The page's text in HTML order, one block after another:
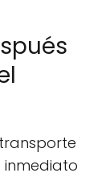
inmediato